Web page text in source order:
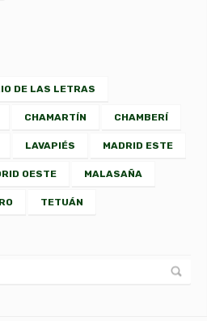
DE LAS LETRAS
CHAMARTÍN CHAMBERÍ
LAVAPIÉS MADRID ESTE
OESTE MALASAÑA
TETUÁN